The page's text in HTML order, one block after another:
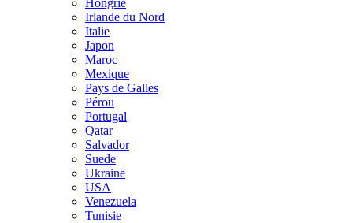
Hongrie
Irlande du Nord
Italie
Japon
Maroc
Mexique
Pays de Galles
Pérou
Portugal
Qatar
Salvador
Suede
Ukraine
USA
Venezuela
Tunisie